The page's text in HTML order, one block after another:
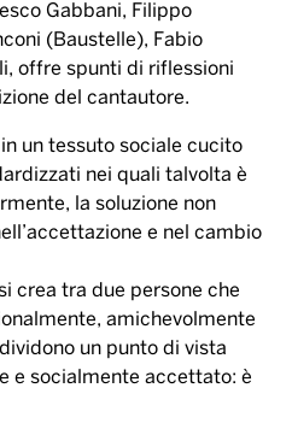
Gabbani, Filippo
(Baustelle), Fabio
offre spunti di riflessioni
del cantautore.
un tessuto sociale cucito
nei quali talvolta è
la soluzione non
e nel cambio
crea tra due persone che
amichevolmente
un punto di vista
e socialmente accettato: è